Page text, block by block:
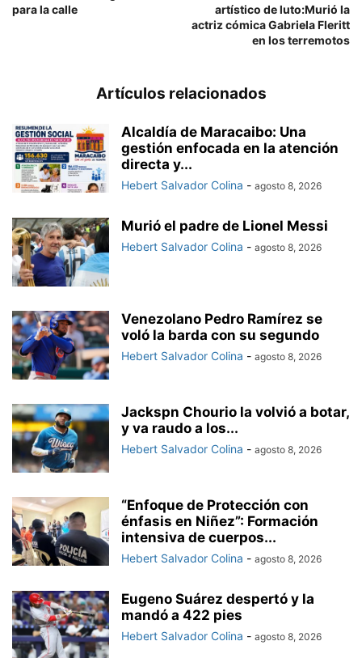
para la calle
artístico de luto:Murió la
actriz cómica Gabriela Fleritt
en los terremotos
Artículos relacionados
Alcaldía de Maracaibo: Una
gestión enfocada en la atención
directa y...
Hebert Salvador Colina - agosto 8, 2026
Murió el padre de Lionel Messi
Hebert Salvador Colina - agosto 8, 2026
Venezolano Pedro Ramírez se
voló la barda con su segundo
Hebert Salvador Colina - agosto 8, 2026
Jackspn Chourio la volvió a botar,
y va raudo a los...
Hebert Salvador Colina - agosto 8, 2026
“Enfoque de Protección con
énfasis en Niñez”: Formación
intensiva de cuerpos...
Hebert Salvador Colina - agosto 8, 2026
Eugeno Suárez despertó y la
mandó a 422 pies
Hebert Salvador Colina - agosto 8, 2026